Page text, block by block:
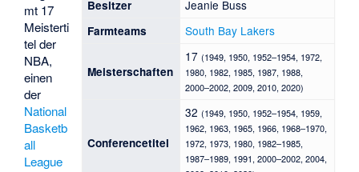
Besitzer Jeanie Buss
Farmteams South Bay Lakers
Meisterschaften
17(1949, 1950, 1952–1954, 1972,
1980, 1982, 1985, 1987, 1988,
2000–2002, 2009, 2010, 2020)
Conferencetitel
32(1949, 1950, 1952–1954, 1959,
1962, 1963, 1965, 1966, 1968–1970,
1972, 1973, 1980, 1982–1985,
1987–1989, 1991, 2000–2002, 2004,
mt 17
Meisterti
tel der
NBA,
einen
der
National
Basketb
all
League